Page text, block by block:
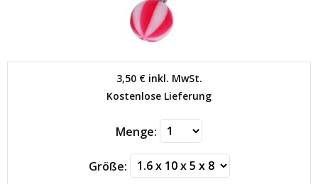
3,50 €inkl. MwSt.
Kostenlose Lieferung
Menge:
Größe: